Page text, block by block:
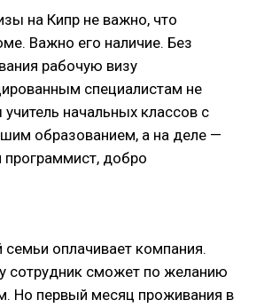
на Кипр не важно, что
Важно его наличие. Без
рабочую визу
специалистам не
начальных классов с
образованием, а на деле —
добро
семьи оплачивает компания.
сотрудник сможет по желанию
Но первый месяц проживания в